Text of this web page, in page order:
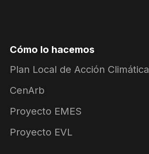
Cómo lo hacemos
Plan Local de Acción Climática
CenArb
Proyecto EMES
Proyecto EVL